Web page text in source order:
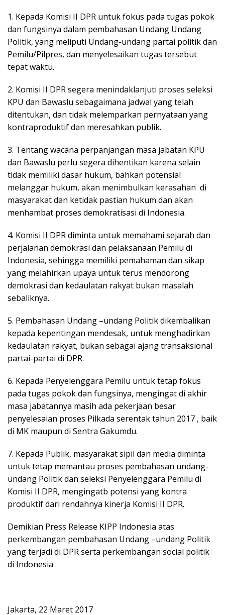
1. Kepada Komisi II DPR untuk fokus pada tugas pokok
dan fungsinya dalam pembahasan Undang Undang
Politik, yang meliputi Undang-undang partai politik dan
Pemilu/Pilpres, dan menyelesaikan tugas tersebut
tepat waktu.
2. Komisi II DPR segera menindaklanjuti proses seleksi
KPU dan Bawaslu sebagaimana jadwal yang telah
ditentukan, dan tidak melemparkan pernyataan yang
kontraproduktif dan meresahkan publik.
3. Tentang wacana perpanjangan masa jabatan KPU
dan Bawaslu perlu segera dihentikan karena selain
tidak memiliki dasar hukum, bahkan potensial
melanggar hukum, akan menimbulkan kerasahan di
masyarakat dan ketidak pastian hukum dan akan
menhambat proses demokratisasi di Indonesia.
4. Komisi II DPR diminta untuk memahami sejarah dan
perjalanan demokrasi dan pelaksanaan Pemilu di
Indonesia, sehingga memiliki pemahaman dan sikap
yang melahirkan upaya untuk terus mendorong
demokrasi dan kedaulatan rakyat bukan masalah
sebaliknya.
5. Pembahasan Undang –undang Politik dikembalikan
kepada kepentingan mendesak, untuk menghadirkan
kedaulatan rakyat, bukan sebagai ajang transaksional
partai-partai di DPR.
6. Kepada Penyelenggara Pemilu untuk tetap fokus
pada tugas pokok dan fungsinya, mengingat di akhir
masa jabatannya masih ada pekerjaan besar
penyelesaian proses Pilkada serentak tahun 2017 , baik
di MK maupun di Sentra Gakumdu.
7. Kepada Publik, masyarakat sipil dan media diminta
untuk tetap memantau proses pembahasan undang-
undang Politik dan seleksi Penyelenggara Pemilu di
Komisi II DPR, mengingatb potensi yang kontra
produktif dari rendahnya kinerja Komisi II DPR.
Demikian Press Release KIPP Indonesia atas
perkembangan pembahasan Undang –undang Politik
yang terjadi di DPR serta perkembangan social politik
di Indonesia
Jakarta, 22 Maret 2017